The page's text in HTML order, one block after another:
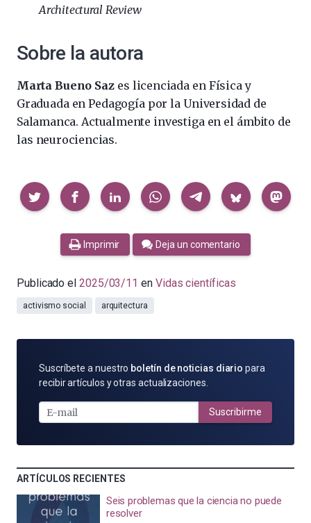
Architectural Review
Sobre la autora
Marta Bueno Sazes licenciada en Física y
Graduada en Pedagogía por la Universidad de
Salamanca. Actualmente investiga en el ámbito de
las neurociencias.
Compartir
Imprimir Deja un comentario
Publicado el 2025/03/11 en Vidas científicas
activismo social arquitectura
SUSCRÍBETE
POR
MAIL
Suscríbete a nuestro boletín de noticias diario para
recibir artículos y otras actualizaciones.
Suscribirme
ARTÍCULOS RECIENTES
Seis problemas que la ciencia no puede
resolver